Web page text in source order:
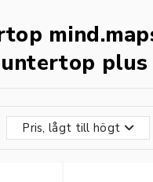
plus
Pris, lågt till högt